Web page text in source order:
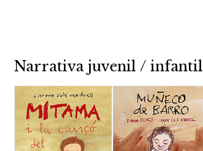
Narrativa juvenil / infantil